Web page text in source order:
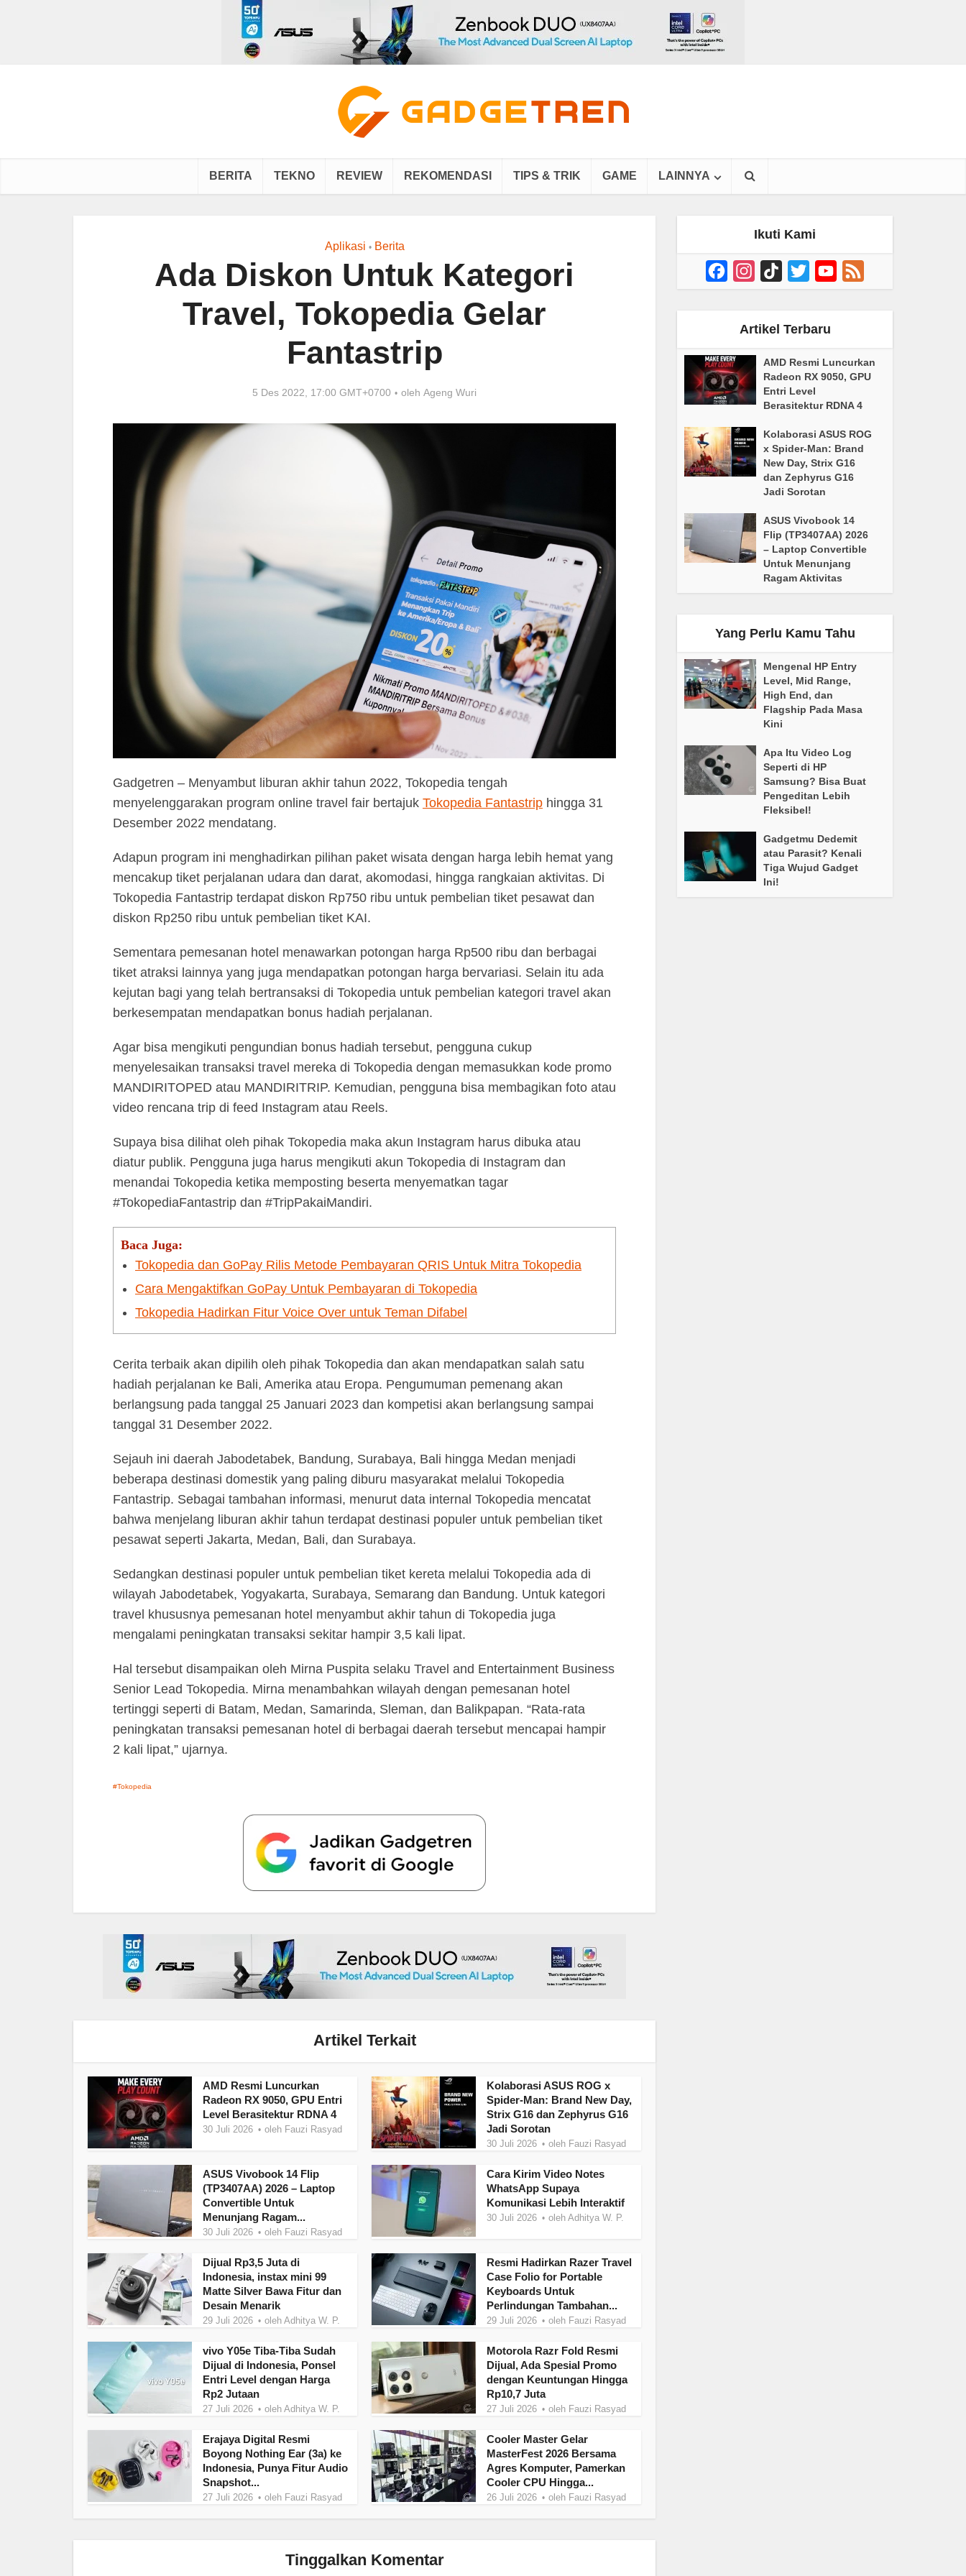
BERITA TEKNO REVIEW REKOMENDASI TIPS & TRIK GAME LAINNYA
Aplikasi • Berita
Ada Diskon Untuk Kategori
Travel, Tokopedia Gelar
Fantastrip
5 Des 2022, 17:00 GMT+0700 oleh Ageng Wuri
Gadgetren – Menyambut liburan akhir tahun 2022, Tokopedia tengah
menyelenggarakan program online travel fair bertajuk Tokopedia Fantastrip hingga 31
Desember 2022 mendatang.
Adapun program ini menghadirkan pilihan paket wisata dengan harga lebih hemat yang
mencakup tiket perjalanan udara dan darat, akomodasi, hingga rangkaian aktivitas. Di
Tokopedia Fantastrip terdapat diskon Rp750 ribu untuk pembelian tiket pesawat dan
diskon Rp250 ribu untuk pembelian tiket KAI.
Sementara pemesanan hotel menawarkan potongan harga Rp500 ribu dan berbagai
tiket atraksi lainnya yang juga mendapatkan potongan harga bervariasi. Selain itu ada
kejutan bagi yang telah bertransaksi di Tokopedia untuk pembelian kategori travel akan
berkesempatan mendapatkan bonus hadiah perjalanan.
Agar bisa mengikuti pengundian bonus hadiah tersebut, pengguna cukup
menyelesaikan transaksi travel mereka di Tokopedia dengan memasukkan kode promo
MANDIRITOPED atau MANDIRITRIP. Kemudian, pengguna bisa membagikan foto atau
video rencana trip di feed Instagram atau Reels.
Supaya bisa dilihat oleh pihak Tokopedia maka akun Instagram harus dibuka atau
diatur publik. Pengguna juga harus mengikuti akun Tokopedia di Instagram dan
menandai Tokopedia ketika memposting beserta menyematkan tagar
#TokopediaFantastrip dan #TripPakaiMandiri.
Baca Juga:
Tokopedia dan GoPay Rilis Metode Pembayaran QRIS Untuk Mitra Tokopedia
Cara Mengaktifkan GoPay Untuk Pembayaran di Tokopedia
Tokopedia Hadirkan Fitur Voice Over untuk Teman Difabel
Cerita terbaik akan dipilih oleh pihak Tokopedia dan akan mendapatkan salah satu
hadiah perjalanan ke Bali, Amerika atau Eropa. Pengumuman pemenang akan
berlangsung pada tanggal 25 Januari 2023 dan kompetisi akan berlangsung sampai
tanggal 31 Desember 2022.
Sejauh ini daerah Jabodetabek, Bandung, Surabaya, Bali hingga Medan menjadi
beberapa destinasi domestik yang paling diburu masyarakat melalui Tokopedia
Fantastrip. Sebagai tambahan informasi, menurut data internal Tokopedia mencatat
bahwa menjelang liburan akhir tahun terdapat destinasi populer untuk pembelian tiket
pesawat seperti Jakarta, Medan, Bali, dan Surabaya.
Sedangkan destinasi populer untuk pembelian tiket kereta melalui Tokopedia ada di
wilayah Jabodetabek, Yogyakarta, Surabaya, Semarang dan Bandung. Untuk kategori
travel khususnya pemesanan hotel menyambut akhir tahun di Tokopedia juga
mengalami peningkatan transaksi sekitar hampir 3,5 kali lipat.
Hal tersebut disampaikan oleh Mirna Puspita selaku Travel and Entertainment Business
Senior Lead Tokopedia. Mirna menambahkan wilayah dengan pemesanan hotel
tertinggi seperti di Batam, Medan, Samarinda, Sleman, dan Balikpapan. “Rata-rata
peningkatan transaksi pemesanan hotel di berbagai daerah tersebut mencapai hampir
2 kali lipat,” ujarnya.
Tokopedia
Artikel Terkait
AMD Resmi Luncurkan
Radeon RX 9050, GPU Entri
Level Berasitektur RDNA 4
30 Juli 2026 oleh Fauzi Rasyad
Kolaborasi ASUS ROG x
Spider-Man: Brand New Day,
Strix G16 dan Zephyrus G16
Jadi Sorotan
30 Juli 2026 oleh Fauzi Rasyad
ASUS Vivobook 14 Flip
(TP3407AA) 2026 – Laptop
Convertible Untuk
Menunjang Ragam...
30 Juli 2026 oleh Fauzi Rasyad
Cara Kirim Video Notes
WhatsApp Supaya
Komunikasi Lebih Interaktif
30 Juli 2026 oleh Adhitya W. P.
Dijual Rp3,5 Juta di
Indonesia, instax mini 99
Matte Silver Bawa Fitur dan
Desain Menarik
29 Juli 2026 oleh Adhitya W. P.
Resmi Hadirkan Razer Travel
Case Folio for Portable
Keyboards Untuk
Perlindungan Tambahan...
29 Juli 2026 oleh Fauzi Rasyad
vivo Y05e Tiba-Tiba Sudah
Dijual di Indonesia, Ponsel
Entri Level dengan Harga
Rp2 Jutaan
27 Juli 2026 oleh Adhitya W. P.
Motorola Razr Fold Resmi
Dijual, Ada Spesial Promo
dengan Keuntungan Hingga
Rp10,7 Juta
27 Juli 2026 oleh Fauzi Rasyad
Erajaya Digital Resmi
Boyong Nothing Ear (3a) ke
Indonesia, Punya Fitur Audio
Snapshot...
27 Juli 2026 oleh Fauzi Rasyad
Cooler Master Gelar
MasterFest 2026 Bersama
Agres Komputer, Pamerkan
Cooler CPU Hingga...
26 Juli 2026 oleh Fauzi Rasyad
Tinggalkan Komentar
Ikuti Kami
FacebookInstagram
TikTok Twitter YouTube
Channel
Artikel Terbaru
AMD Resmi Luncurkan
Radeon RX 9050, GPU
Entri Level
Berasitektur RDNA 4
Kolaborasi ASUS ROG
x Spider-Man: Brand
New Day, Strix G16
dan Zephyrus G16
Jadi Sorotan
ASUS Vivobook 14
Flip (TP3407AA) 2026
– Laptop Convertible
Untuk Menunjang
Ragam Aktivitas
Yang Perlu Kamu Tahu
Mengenal HP Entry
Level, Mid Range,
High End, dan
Flagship Pada Masa
Kini
Apa Itu Video Log
Seperti di HP
Samsung? Bisa Buat
Pengeditan Lebih
Fleksibel!
Gadgetmu Dedemit
atau Parasit? Kenali
Tiga Wujud Gadget
Ini!